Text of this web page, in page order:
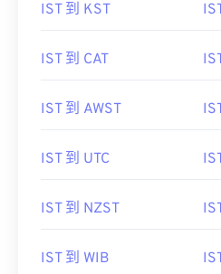
IST 到 KST
IST 到 CAT
IST 到 AWST
IST 到 UTC
IST 到 NZST
IST 到 WIB